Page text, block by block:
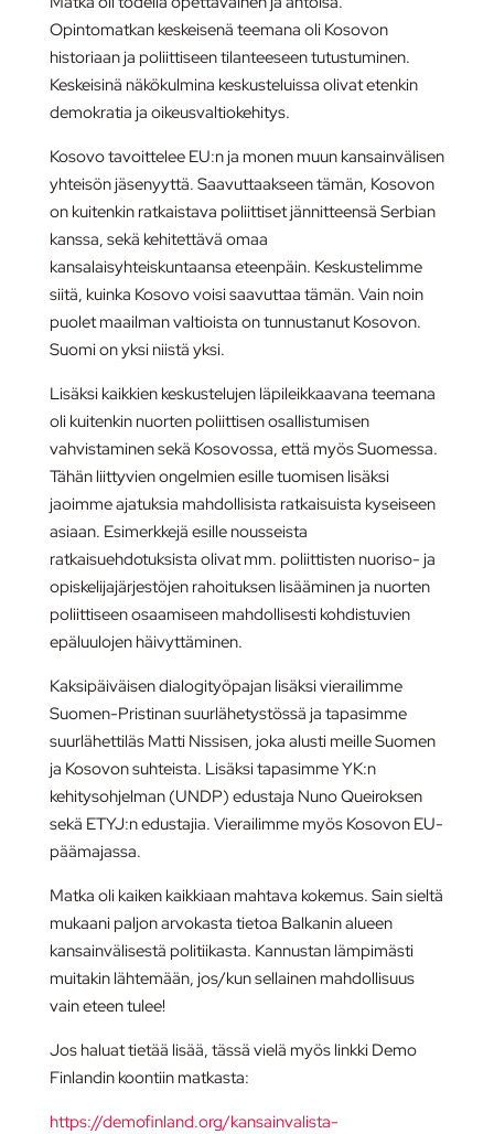
Opintomatkan keskeisenä teemana oli Kosovon
historiaan ja poliittiseen tilanteeseen tutustuminen.
Keskeisinä näkökulmina keskusteluissa olivat etenkin
demokratia ja oikeusvaltiokehitys.
Kosovo tavoittelee EU:n ja monen muun kansainvälisen
yhteisön jäsenyyttä. Saavuttaakseen tämän, Kosovon
on kuitenkin ratkaistava poliittiset jännitteensä Serbian
kanssa, sekä kehitettävä omaa
kansalaisyhteiskuntaansa eteenpäin. Keskustelimme
siitä, kuinka Kosovo voisi saavuttaa tämän. Vain noin
puolet maailman valtioista on tunnustanut Kosovon.
Suomi on yksi niistä yksi.
Lisäksi kaikkien keskustelujen läpileikkaavana teemana
oli kuitenkin nuorten poliittisen osallistumisen
vahvistaminen sekä Kosovossa, että myös Suomessa.
Tähän liittyvien ongelmien esille tuomisen lisäksi
jaoimme ajatuksia mahdollisista ratkaisuista kyseiseen
asiaan. Esimerkkejä esille nousseista
ratkaisuehdotuksista olivat mm. poliittisten nuoriso- ja
opiskelijajärjestöjen rahoituksen lisääminen ja nuorten
poliittiseen osaamiseen mahdollisesti kohdistuvien
epäluulojen häivyttäminen.
Kaksipäiväisen dialogityöpajan lisäksi vierailimme
Suomen-Pristinan suurlähetystössä ja tapasimme
suurlähettiläs Matti Nissisen, joka alusti meille Suomen
ja Kosovon suhteista. Lisäksi tapasimme YK:n
kehitysohjelman (UNDP) edustaja Nuno Queiroksen
sekä ETYJ:n edustajia. Vierailimme myös Kosovon EU-
päämajassa.
Matka oli kaiken kaikkiaan mahtava kokemus. Sain sieltä
mukaani paljon arvokasta tietoa Balkanin alueen
kansainvälisestä politiikasta. Kannustan lämpimästi
muitakin lähtemään, jos/kun sellainen mahdollisuus
vain eteen tulee!
Jos haluat tietää lisää, tässä vielä myös linkki Demo
Finlandin koontiin matkasta:
https://demofinland.org/kansainvalista-